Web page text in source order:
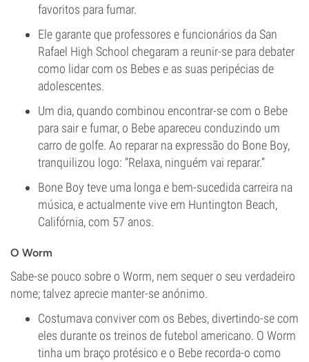
favoritos para fumar.
Ele garante que professores e funcionários da San
Rafael High School chegaram a reunir-se para debater
como lidar com os Bebes e as suas peripécias de
adolescentes.
Um dia, quando combinou encontrar-se com o Bebe
para sair e fumar, o Bebe apareceu conduzindo um
carro de golfe. Ao reparar na expressão do Bone Boy,
tranquilizou logo: “Relaxa, ninguém vai reparar.”
Bone Boy teve uma longa e bem-sucedida carreira na
música, e actualmente vive em Huntington Beach,
Califórnia, com 57 anos.
O Worm
Sabe-se pouco sobre o Worm, nem sequer o seu verdadeiro
nome; talvez aprecie manter-se anónimo.
Costumava conviver com os Bebes, divertindo-se com
eles durante os treinos de futebol americano. O Worm
tinha um braço protésico e o Bebe recorda-o como